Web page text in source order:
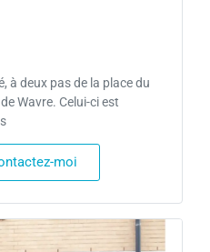
à deux pas de la place du
Wavre. Celui-ci est
moi